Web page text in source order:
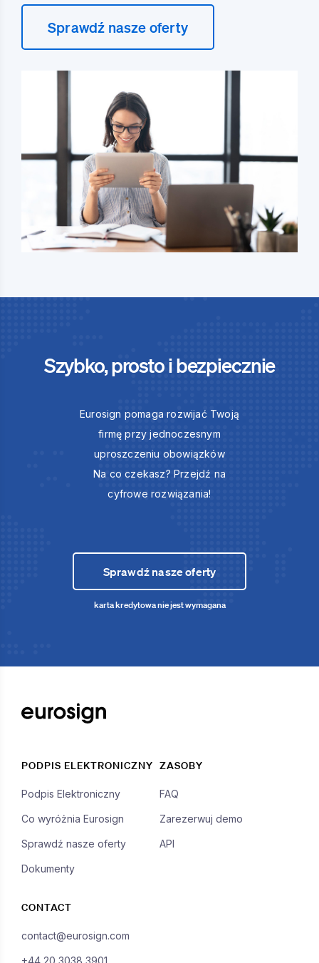
Sprawdź nasze oferty
Szybko, prosto i bezpiecznie
Eurosign pomaga rozwijać Twoją
firmę przy jednoczesnym
uproszczeniu obowiązków
Na co czekasz? Przejdź na
cyfrowe rozwiązania!
Sprawdź nasze oferty
karta kredytowa nie jest wymagana
PODPIS ELEKTRONICZNY
Podpis Elektroniczny
Co wyróżnia Eurosign
Sprawdź nasze oferty
Dokumenty
ZASOBY
FAQ
Zarezerwuj demo
API
CONTACT
contact@eurosign.com